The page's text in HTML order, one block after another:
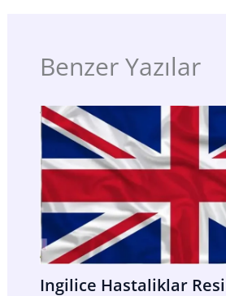
Benzer Yazılar
Ingilice Hastaliklar